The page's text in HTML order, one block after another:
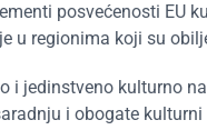
posvećenosti EU
u regionima koji su
i jedinstveno kulturno
i obogate